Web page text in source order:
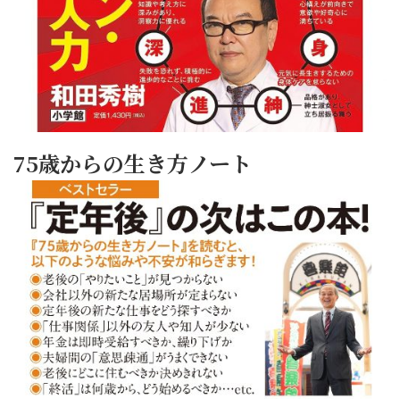
75歳からの生き方ノート